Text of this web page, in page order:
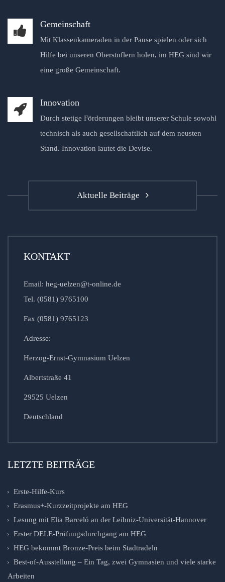
Gemeinschaft
Mit Klassenkameraden in der Pause spielen oder sich
Hilfe bei unseren Oberstuflern holen, im HEG sind wir
eine große Gemeinschaft.
Innovation
Durch stetige Förderungen bleibt unserer Schule sowohl
technisch als auch gesellschaftlich auf dem neusten
Stand. Innovation lautet die Devise.
Aktuelle Beiträge
KONTAKT
Email: heg-uelzen@t-online.de
Tel. (0581) 9765100
Fax (0581) 9765123
Adresse:
Herzog-Ernst-Gymnasium Uelzen
Albertstraße 41
29525 Uelzen
Deutschland
LETZTE BEITRÄGE
Erste-Hilfe-Kurs
Erasmus+-Kurzzeitprojekte am HEG
Lesung mit Elia Barceló an der Leibniz-Universität-Hannover
Erster DELE-Prüfungsdurchgang am HEG
HEG bekommt Bronze-Preis beim Stadtradeln
Best-of-Ausstellung – Ein Tag, zwei Gymnasien und viele starke
Arbeiten